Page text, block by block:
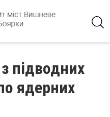
підводних
ядерних